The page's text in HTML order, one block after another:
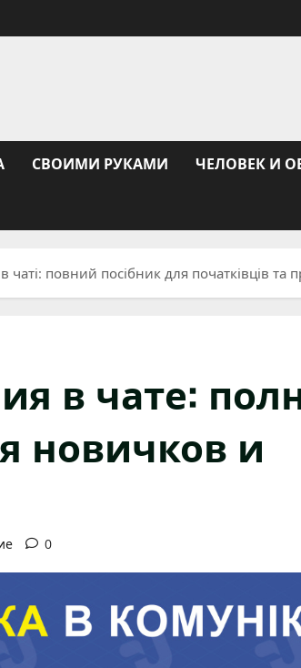
СВОИМИ РУКАМИ ЧЕЛОВЕК И
чаті: повний посібник для початківців та
в чате:
новичков и
0